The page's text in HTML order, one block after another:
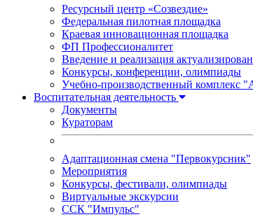
Ресурсный центр «Созвездие»
Федеральная пилотная площадка
Краевая инновационная площадка
ФП Профессионалитет
Введение и реализация
Конкурсы, конференции, олимпиады
Учебно-производственный комплекс
Воспитательная деятельность
Документы
Кураторам
Адаптационная смена "Первокурсник"
Мероприятия
Конкурсы, фестивали, олимпиады
Виртуальные экскурсии
ССК "Импульс"